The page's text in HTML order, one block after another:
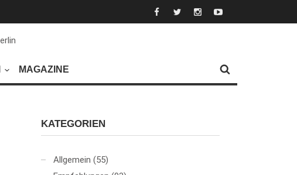
MAGAZINE
KATEGORIEN
Allgemein (55)